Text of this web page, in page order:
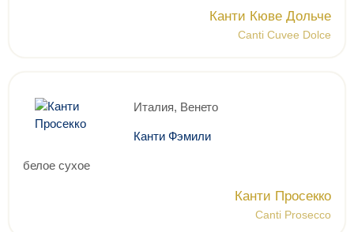
Канти Кюве Дольче
Canti Cuvee Dolce
Италия, Венето
Канти Фэмили
белое сухое
Канти Просекко
Canti Prosecco